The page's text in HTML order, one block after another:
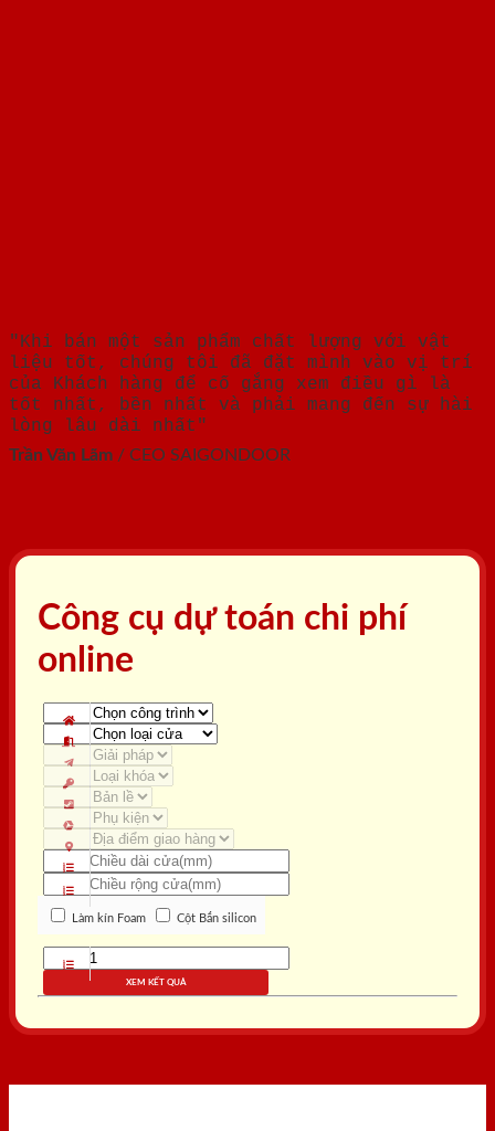
"Khi bán một sản phẩm chất lượng với vật
liệu tốt, chúng tôi đã đặt mình vào vị trí
của Khách hàng để cố gắng xem điều gì là
tốt nhất, bền nhất và phải mang đến sự hài
lòng lâu dài nhất"
Trần Văn Lãm / CEO SAIGONDOOR
Công cụ dự toán chi phí
online
Làm kín Foam Cột Bắn silicon
XEM KẾT QUẢ